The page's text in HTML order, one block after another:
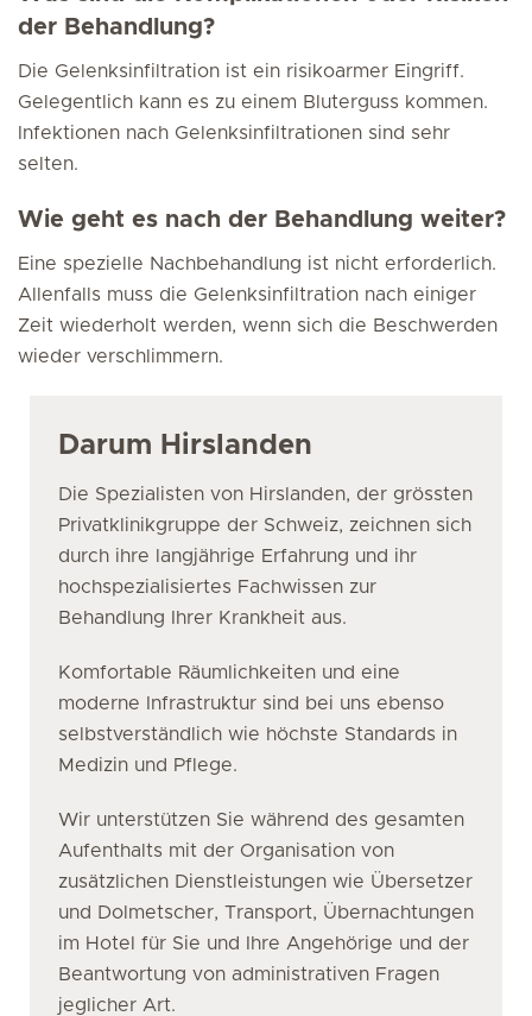
der Behandlung?
Die Gelenksinfiltration ist ein risikoarmer Eingriff.
Gelegentlich kann es zu einem Bluterguss kommen.
Infektionen nach Gelenksinfiltrationen sind sehr
selten.
Wie geht es nach der Behandlung weiter?
Eine spezielle Nachbehandlung ist nicht erforderlich.
Allenfalls muss die Gelenksinfiltration nach einiger
Zeit wiederholt werden, wenn sich die Beschwerden
wieder verschlimmern.
Darum Hirslanden
Die Spezialisten von Hirslanden, der grössten
Privatklinikgruppe der Schweiz, zeichnen sich
durch ihre langjährige Erfahrung und ihr
hochspezialisiertes Fachwissen zur
Behandlung Ihrer Krankheit aus.
Komfortable Räumlichkeiten und eine
moderne Infrastruktur sind bei uns ebenso
selbstverständlich wie höchste Standards in
Medizin und Pflege.
Wir unterstützen Sie während des gesamten
Aufenthalts mit der Organisation von
zusätzlichen Dienstleistungen wie Übersetzer
und Dolmetscher, Transport, Übernachtungen
im Hotel für Sie und Ihre Angehörige und der
Beantwortung von administrativen Fragen
jeglicher Art.